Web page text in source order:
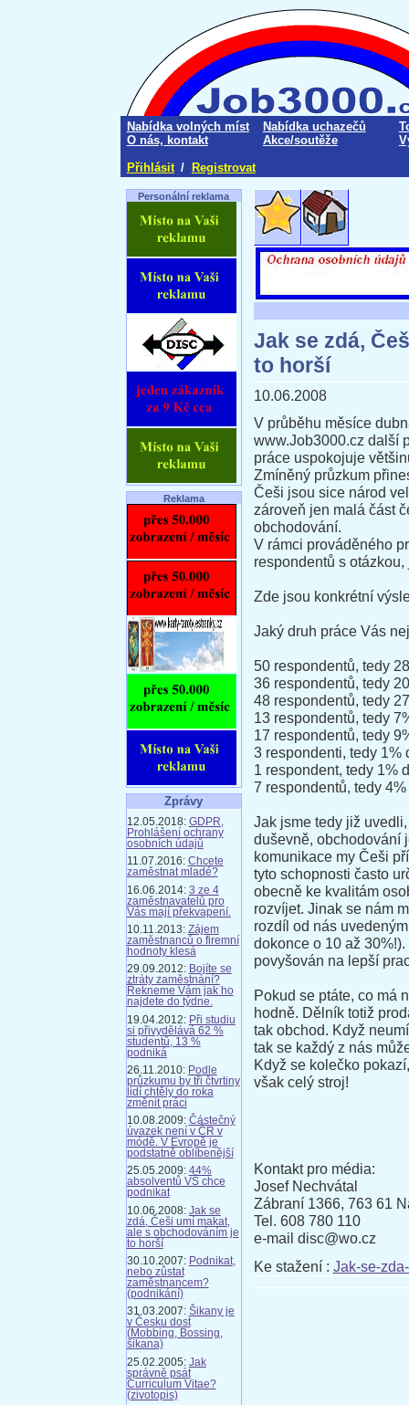
Nabídka volných míst Nabídka uchazečů
O nás, kontakt
Akce/soutěže
Přihlásit / Registrovat
Personální reklama
Reklama
Zprávy
12.05.2018: GDPR,
Prohlášení ochrany
osobních údajů
11.07.2016: Chcete
zaměstnat mladé?
16.06.2014: 3 ze 4
zaměstnavatelů pro
Vás mají překvapení.
10.11.2013: Zájem
zaměstnanců o firemní
hodnoty klesá
29.09.2012: Bojíte se
ztráty zaměstnání?
Řekneme Vám jak ho
najdete do týdne.
19.04.2012: Při studiu
si přivydělává 62 %
studentů, 13 %
podniká
26.11.2010: Podle
průzkumu by tři čtvrtiny
lidí chtěly do roka
změnit práci
10.08.2009: Částečný
úvazek není v ČR v
módě. V Evropě je
podstatně oblíbenější
25.05.2009: 44%
absolventů VŠ chce
podnikat
10.06.2008: Jak se
zdá, Češi umí makat,
ale s obchodováním je
to horší
30.10.2007: Podnikat,
nebo zůstat
zaměstnancem?
(podnikání)
31.03.2007: Šikany je
v Česku dost
(Mobbing, Bossing,
šikana)
25.02.2005: Jak
správně psát
Curriculum Vitae?
(zivotopis)
Jak se zdá,
to horší
10.06.2008
V průběhu měsíce
www.Job3000.cz další
práce uspokojuje
Zmíněný průzkum
Češi jsou sice národ
zároveň jen malá část
obchodování.
V rámci prováděného
respondentů s
Zde jsou konkrétní
Jaký druh práce Vás
50 respondentů, tedy
36 respondentů, tedy
48 respondentů, tedy
13 respondentů, tedy
17 respondentů, tedy
3 respondenti, tedy 1%
1 respondent, tedy 1%
7 respondentů, tedy
Jak jsme tedy již
duševně, obchodování
komunikace my Češi
tyto schopnosti často
obecně ke kvalitám
rozvíjet. Jinak se nám
rozdíl od nás
dokonce o 10 až
povyšován na lepší
Pokud se ptáte, co má
hodně. Dělník totiž
tak obchod. Když
tak se každý z nás
Když se kolečko
však celý stroj!
Kontakt pro média:
Josef Nechvátal
Zábraní 1366, 763 61
Tel. 608 780 110
e-mail disc@wo.cz
Ke stažení : Jak-se-